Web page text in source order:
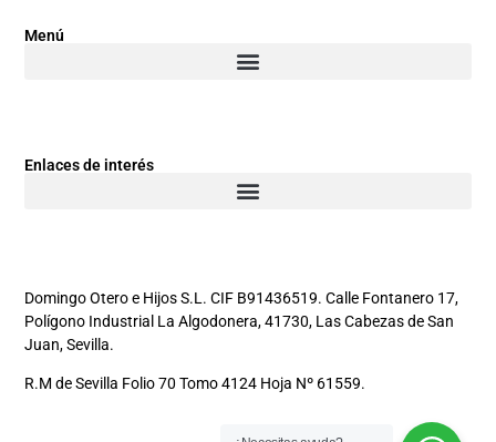
Menú
Enlaces de interés
Domingo Otero e Hijos S.L. CIF B91436519. Calle Fontanero 17,
Polígono Industrial La Algodonera, 41730, Las Cabezas de San
Juan, Sevilla.
R.M de Sevilla Folio 70 Tomo 4124 Hoja Nº 61559.